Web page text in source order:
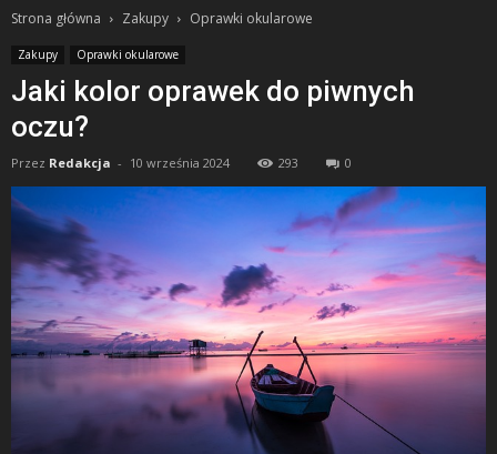
Strona główna Zakupy Oprawki okularowe
Zakupy Oprawki okularowe
Jaki kolor oprawek do piwnych
oczu?
Przez Redakcja - 10 września 2024 293 0